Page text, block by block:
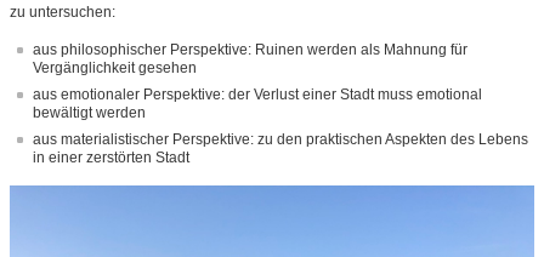
zu untersuchen:
aus philosophischer Perspektive: Ruinen werden als Mahnung für
Vergänglichkeit gesehen
aus emotionaler Perspektive: der Verlust einer Stadt muss emotional
bewältigt werden
aus materialistischer Perspektive: zu den praktischen Aspekten des Lebens
in einer zerstörten Stadt